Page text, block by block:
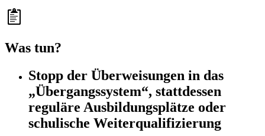
Was tun?
Stopp der Überweisungen in das
„Übergangssystem“, stattdessen
reguläre Ausbildungsplätze oder
schulische Weiterqualifizierung